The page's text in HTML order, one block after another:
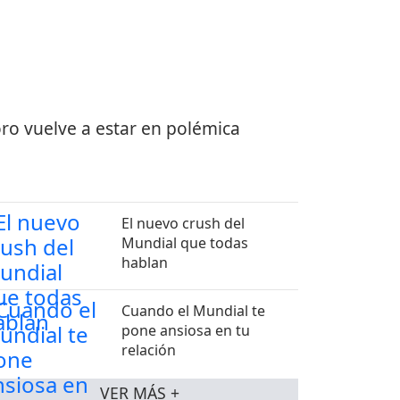
vuelve a estar en polémica
El nuevo crush del
Mundial que todas
hablan
Cuando el Mundial te
pone ansiosa en tu
relación
VER MÁS +